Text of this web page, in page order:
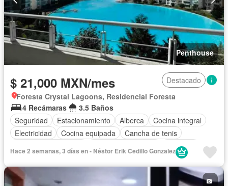
Penthouse
$ 21,000 MXN/mes
Destacado
Foresta Crystal Lagoons, Residencial Foresta
4 Recámaras
3.5 Baños
Seguridad
Estacionamiento Alberca
Cocina integral
Electricidad
Cocina equipada
Cancha de tenis
Conserje
Hace 2 semanas, 3 días en - Néstor Erik Cedillo Gonzalez